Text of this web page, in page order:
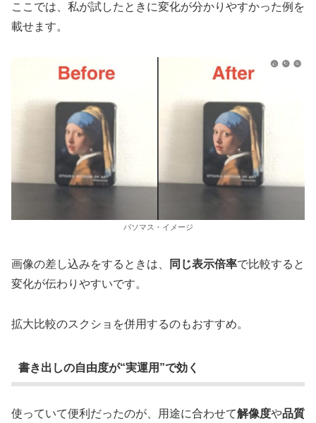
ここでは、私が試したときに変化が分かりやすかった例を
載せます。
パソマス・イメージ
画像の差し込みをするときは、 同じ表示倍率で比較すると
変化が伝わりやすいです。
拡大比較のスクショを併用するのもおすすめ。
書き出しの自由度が“実運用”で効く
使っていて便利だったのが、用途に合わせて解像度や品質